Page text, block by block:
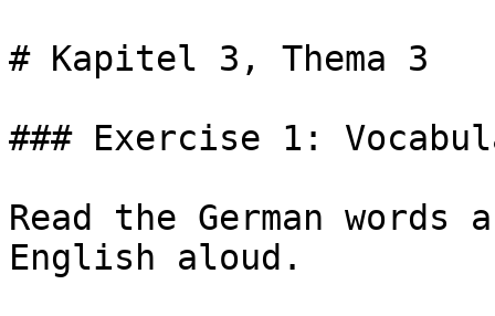
# Kapitel 3, Thema 3
### Exercise 1:
Read the German
English aloud.